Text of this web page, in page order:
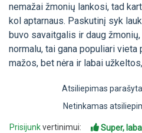
nemažai žmonių lankosi, tad
kol aptarnaus. Paskutinį syk
buvo savaitgalis ir daug
normalu, tai gana populiari vieta
mažos, bet nėra ir labai
Atsiliepimas
Netinkamas
Prisijunkvertinimui: Super,